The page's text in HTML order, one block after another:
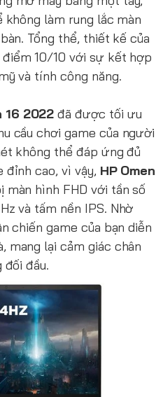
làm rung lắc màn
Tổng thể, thiết kế của
10/10 với sự kết hợp
và tính công năng.
16 2022đã được tối ưu
cầu chơi game của người
không thể đáp ứng đủ
đỉnh cao, vì vậy, HP Omen
hình FHD với tần số
và tấm nền IPS. Nhờ
chiến game của bạn diễn
mang lại cảm giác chân
đầu.